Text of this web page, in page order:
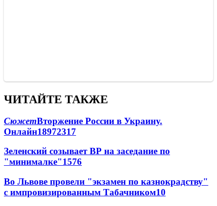
ЧИТАЙТЕ ТАКЖЕ
СюжетВторжение России в Украину.
Онлайн18972317
Зеленский созывает ВР на заседание по
"минималке"1576
Во Львове провели "экзамен по казнокрадству"
с импровизированным Табачником10